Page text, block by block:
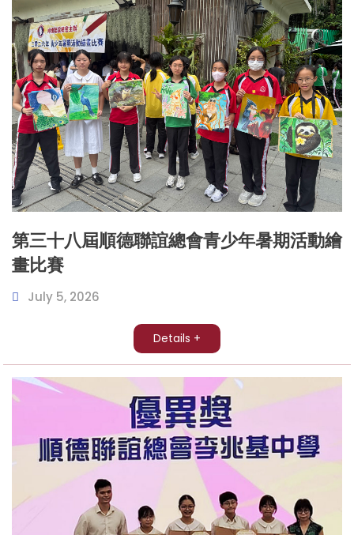
第三十八屆順德聯誼總會青少年暑期活動繪
畫比賽
July 5, 2026
Details +